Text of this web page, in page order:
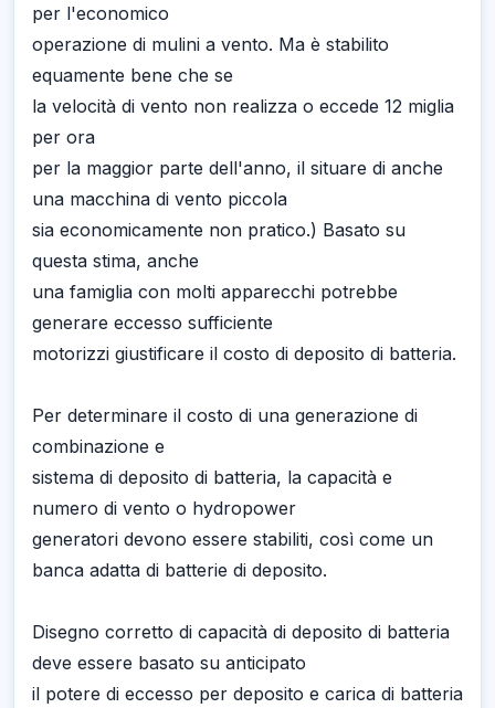
per l'economico
operazione di mulini a vento. Ma è stabilito
equamente bene che se
la velocità di vento non realizza o eccede 12 miglia
per ora
per la maggior parte dell'anno, il situare di anche
una macchina di vento piccola
sia economicamente non pratico.) Basato su
questa stima, anche
una famiglia con molti apparecchi potrebbe
generare eccesso sufficiente
motorizzi giustificare il costo di deposito di batteria.
Per determinare il costo di una generazione di
combinazione e
sistema di deposito di batteria, la capacità e
numero di vento o hydropower
generatori devono essere stabiliti, così come un
banca adatta di batterie di deposito.
Disegno corretto di capacità di deposito di batteria
deve essere basato su anticipato
il potere di eccesso per deposito e carica di batteria